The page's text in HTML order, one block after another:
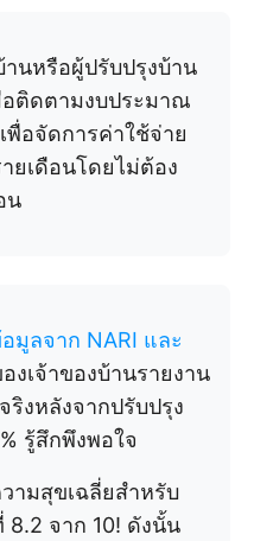
านหรือผู้ปรับปรุงบ้าน
อติดตามงบประมาณ
พื่อจัดการค่าใช้จ่าย
ยเดือนโดยไม่ต้อง
น
มูลจาก NARI และ
งเจ้าของบ้านรายงาน
งหลังจากปรับปรุง
รู้สึกพึงพอใจ
ามสุขเฉลี่ยสำหรับ
8.2 จาก 10! ดังนั้น